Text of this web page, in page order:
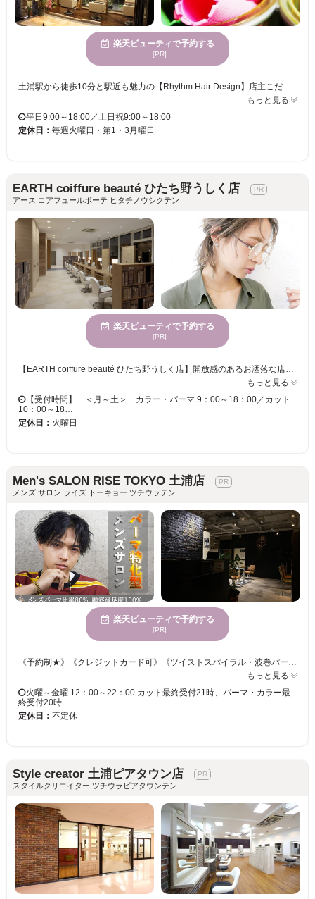
楽天ビューティで予約する
[PR]
土浦駅から徒歩10分と駅近も魅力の【Rhythm Hair Design】店主こだわりの古風な雰囲気の店内は、心身ともに安らぎ癒される空間で、10代～70代まで男女問わず幅広い年齢層の方々に愛されているサロンです♪それぞれの世代ひとりひとりの個性に合わせたヘアスタイルを提案してくれ、もちろんご要望も取り入れた想像以上の仕上がりに満足の声も多数◎ 【Rhythm】のオススメは毛質やクセに合わせて、扱いやすい髪に仕上げる自慢のカット！クセ毛でお悩みのあなたの髪もRhythmでチャームポイントに変えてみませんか？また、マッサージ付のパーマメニューは業界最高値のダメージ処理剤も含まれているので、ダメージの気になる方も安心してご利用頂けます♪独自開発のトリートメントシステムも好評ですので一度お試しください★ キッズスペースも完備しておりますのでお子様連れ、ご家族でのご来店も大丈夫♪気さくで明るいスタッフが揃う【Rhythm】一度行ったらまた行きたくなる♪そんなサロンです。。。
もっと見る
平日9:00～18:00／土日祝9:00～18:00
定休日： 毎週火曜日・第1・3月曜日
EARTH coiffure beauté ひたち野うしく店
アース コアフュールボーテ ヒタチノウシクテン
楽天ビューティで予約する
[PR]
【EARTH coiffure beauté ひたち野うしく店】開放感のあるお洒落な店内で、磨き抜かれた技術が味わえます♪ お客様一人ひとりへの丁寧なカウンセリングが魅力的★ベテランの実力派スタイリスト多数在籍！トレンドをプラスして、セルフスタイリングが楽になる再現性の高いスタイルに♪ 【EARTH coiffure beauté ひたち野うしく店】で、キレイへの近道を見つけませんか？
もっと見る
【受付時間】 ＜月～土＞ カラー・パーマ 9：00～18：00／カット
10：00～18…
定休日： 火曜日
Men's SALON RISE TOKYO 土浦店
メンズ サロン ライズ トーキョー ツチウラテン
楽天ビューティで予約する
[PR]
もっと見る
火曜～金曜 12：00～22：00 カット最終受付21時、パーマ・カラー最
終受付20時
定休日： 不定休
Style creator 土浦ピアタウン店
スタイルクリエイター ツチウラピアタウンテン